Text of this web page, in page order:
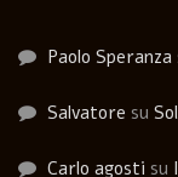
Paolo Speranza
Salvatore su
Carlo agosti su